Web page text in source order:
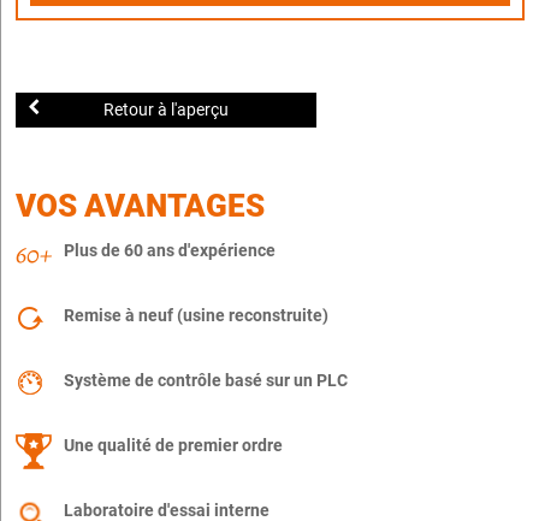
Retour à l'aperçu
VOS AVANTAGES
Plus de 60 ans d'expérience
Remise à neuf (usine reconstruite)
Système de contrôle basé sur un PLC
Une qualité de premier ordre
Laboratoire d'essai interne